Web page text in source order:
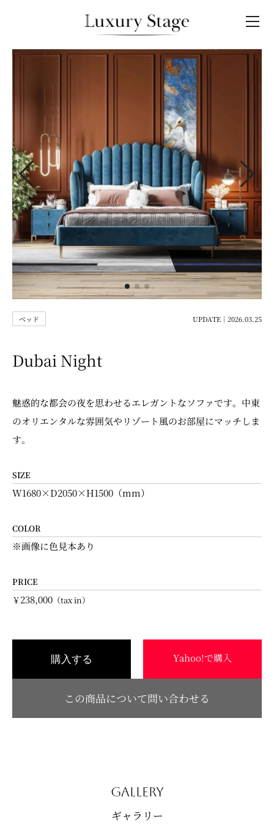
ベッド UPDATE｜2026.03.25
Dubai Night
魅惑的な都会の夜を思わせるエレガントなソファです。中東
のオリエンタルな雰囲気やリゾート風のお部屋にマッチしま
す。
SIZE
W1680×D2050×H1500（mm）
COLOR
※画像に色見本あり
PRICE
￥238,000 （tax in）
購入する Yahoo!で購入
この商品について問い合わせる
GALLERY
ギャラリー